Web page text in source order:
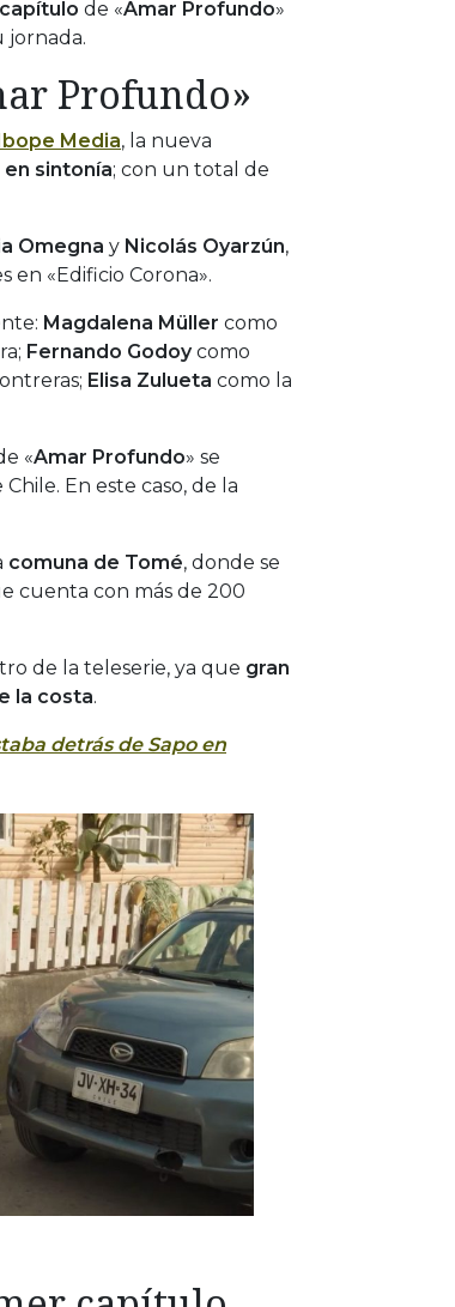
de «Amar Profundo»
jornada.
Profundo»
Media, la nueva
sintonía; con un total de
Omegna y Nicolás Oyarzún,
«Edificio Corona».
Magdalena Müller como
Fernando Godoycomo
Elisa Zulueta como la
«Amar Profundo» se
En este caso, de la
comuna de Tomé, donde se
cuenta con más de 200
de la teleserie, ya que gran
la costa.
detrás de Sapo en